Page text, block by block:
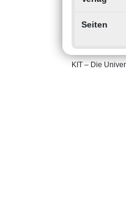
Seiten
KIT – Die